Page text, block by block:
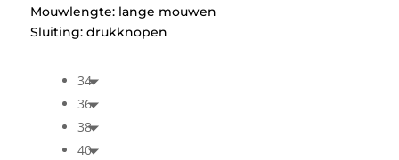
Mouwlengte: lange mouwen
Sluiting: drukknopen
34
36
38
40